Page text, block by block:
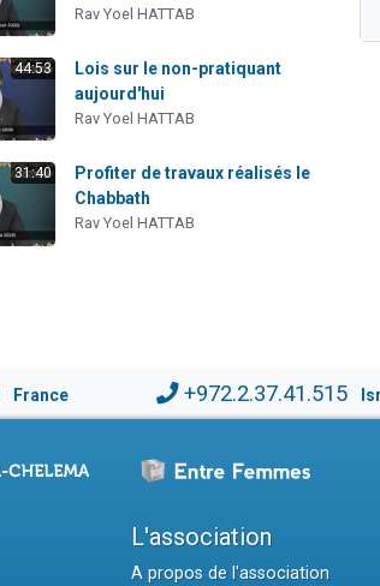
Rav Yoel HATTAB
44:53
Lois sur le non-pratiquant
aujourd'hui
Rav Yoel HATTAB
31:40
Profiter de travaux réalisés le
Chabbath
Rav Yoel HATTAB
France +972.2.37.41.515
L'association
A propos de l'association